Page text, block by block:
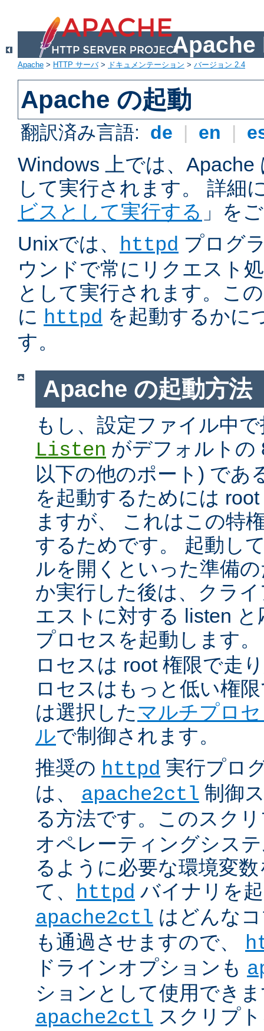
Apache
Apache > HTTP サーバ> ドキュメンテーション > バージョン 2.4
Apache の起動
翻訳済み言語: de | en |
Windows 上では、
して実行されます。 詳細
ビスとして実行する 」を
Unixでは、 httpd プログ
ウンドで常にリクエスト
として実行されます。こ
に httpd を起動するかに
す。
Apache の起動方法
もし、設定ファイル中
Listen がデフォルトの
以下の他のポート) であ
を起動するためには
ますが、 これはこの特
するためです。 起動し
ルを開くといった準備
か実行した後は、クラ
エストに対する listen
プロセスを起動します
ロセスは root 権限で走
ロセスはもっと低い権
は選択したマルチプロ
ルで制御されます。
推奨の httpd 実行プロ
は、 apache2ctl 制御
る方法です。このスク
オペレーティングシス
るように必要な環境変
て、 httpd バイナリを
apache2ctl はどんな
も通過させますので、
ドラインオプションも
ションとして使用でき
apache2ctl スクリプ